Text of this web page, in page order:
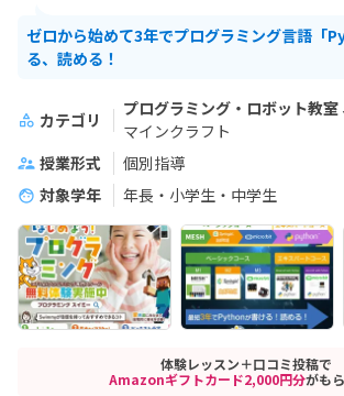
ゼロから始めて3年でプログラミング言語「
る、読める！
カテゴリ
プログラミング・ロボット教室
マインクラフト
授業形式
個別指導
対象学年
年長・小学生・中学生
体験レッスン＋口コミ投稿で
Amazonギフトカード2,000円分がも